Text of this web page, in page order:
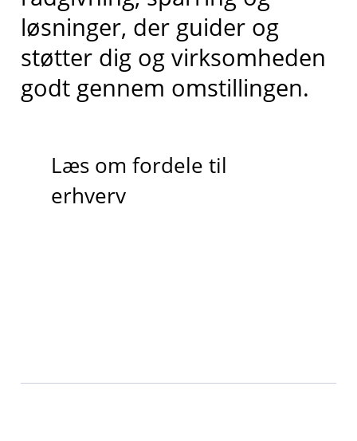
løsninger, der guider og
støtter dig og virksomheden
godt gennem omstillingen.
Læs om fordele til
erhverv